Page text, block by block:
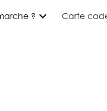
? expand_more Carte